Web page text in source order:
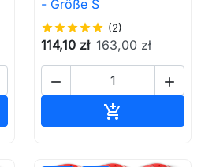
- Größe S
starstarstarstarstar (2)
114,10 zł 163,00 zł
 
